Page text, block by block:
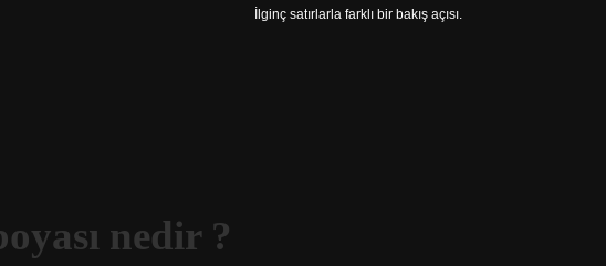
İlginç satırlarla farklı bir bakış açısı.
nedir ?